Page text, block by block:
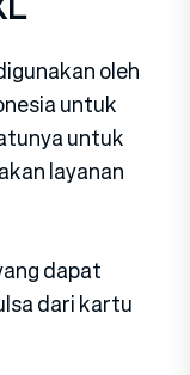
oleh
untuk
untuk
layanan
dapat
dari kartu